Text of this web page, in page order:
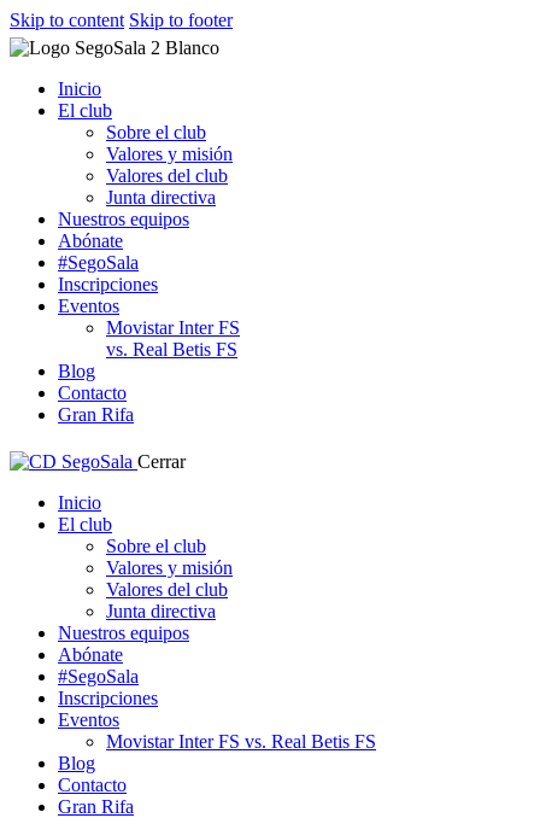
Skip to content Skip to footer
Inicio
El club
Sobre el club
Valores y misión
Valores del club
Junta directiva
Nuestros equipos
Abónate
#SegoSala
Inscripciones
Eventos
Movistar Inter FS
vs. Real Betis FS
Blog
Contacto
Gran Rifa
Cerrar
Inicio
El club
Sobre el club
Valores y misión
Valores del club
Junta directiva
Nuestros equipos
Abónate
#SegoSala
Inscripciones
Eventos
Movistar Inter FS vs. Real Betis FS
Blog
Contacto
Gran Rifa